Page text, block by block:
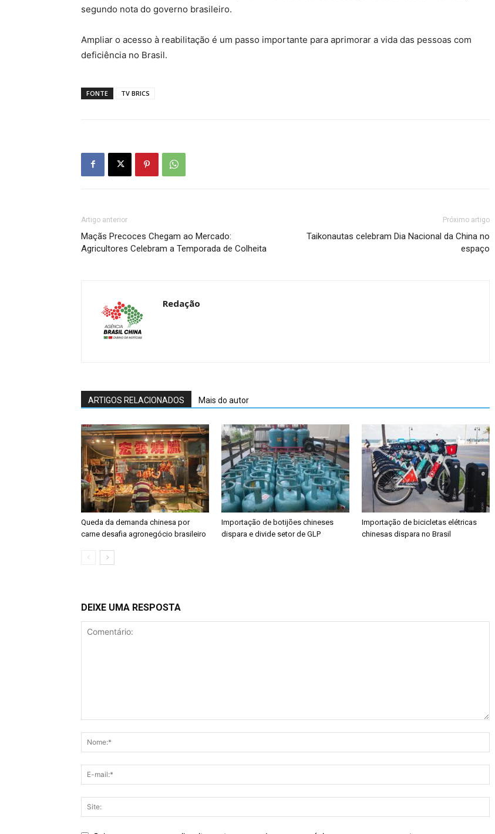
segundo nota do governo brasileiro.
Ampliar o acesso à reabilitação é um passo importante para aprimorar a vida das pessoas com
deficiência no Brasil.
FONTE TV BRICS
Artigo anterior
Maçãs Precoces Chegam ao Mercado:
Agricultores Celebram a Temporada de Colheita
Próximo artigo
Taikonautas celebram Dia Nacional da China no
espaço
Redação
ARTIGOS RELACIONADOS Mais do autor
Queda da demanda chinesa por
carne desafia agronegócio brasileiro
Importação de botijões chineses
dispara e divide setor de GLP
Importação de bicicletas elétricas
chinesas dispara no Brasil
DEIXE UMA RESPOSTA